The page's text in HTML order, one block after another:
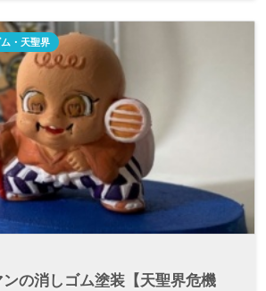
・天聖界
の消しゴム塗装【天聖界危機